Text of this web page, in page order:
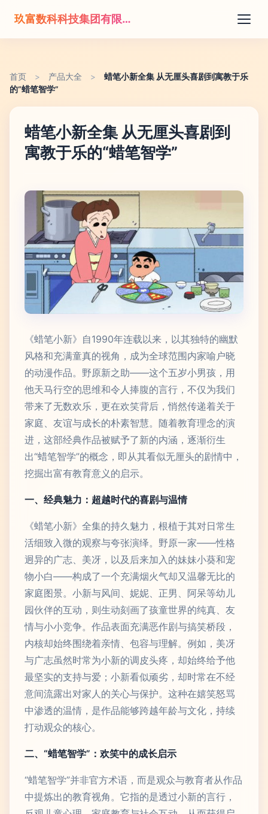
玖富数科科技集团有限责任公司
首页 > 产品大全 >
蜡笔小新全集 从无厘头喜剧到寓教于乐
的“蜡笔智学”
蜡笔小新全集 从无厘头喜剧到
寓教于乐的“蜡笔智学”
《蜡笔小新》自1990年连载以来，以其独特的幽默
风格和充满童真的视角，成为全球范围内家喻户晓
的动漫作品。野原新之助——这个五岁小男孩，用
他天马行空的思维和令人捧腹的言行，不仅为我们
带来了无数欢乐，更在欢笑背后，悄然传递着关于
家庭、友谊与成长的朴素智慧。随着教育理念的演
进，这部经典作品被赋予了新的内涵，逐渐衍生
出“蜡笔智学”的概念，即从其看似无厘头的剧情中，
挖掘出富有教育意义的启示。
一、经典魅力：超越时代的喜剧与温情
《蜡笔小新》全集的持久魅力，根植于其对日常生
活细致入微的观察与夸张演绎。野原一家——性格
迥异的广志、美冴，以及后来加入的妹妹小葵和宠
物小白——构成了一个充满烟火气却又温馨无比的
家庭图景。小新与风间、妮妮、正男、阿呆等幼儿
园伙伴的互动，则生动刻画了孩童世界的纯真、友
情与小小竞争。作品表面充满恶作剧与搞笑桥段，
内核却始终围绕着亲情、包容与理解。例如，美冴
与广志虽然时常为小新的调皮头疼，却始终给予他
最坚实的支持与爱；小新看似顽劣，却时常在不经
意间流露出对家人的关心与保护。这种在嬉笑怒骂
中渗透的温情，是作品能够跨越年龄与文化，持续
打动观众的核心。
二、“蜡笔智学”：欢笑中的成长启示
“蜡笔智学”并非官方术语，而是观众与教育者从作品
中提炼出的教育视角。它指的是透过小新的言行，